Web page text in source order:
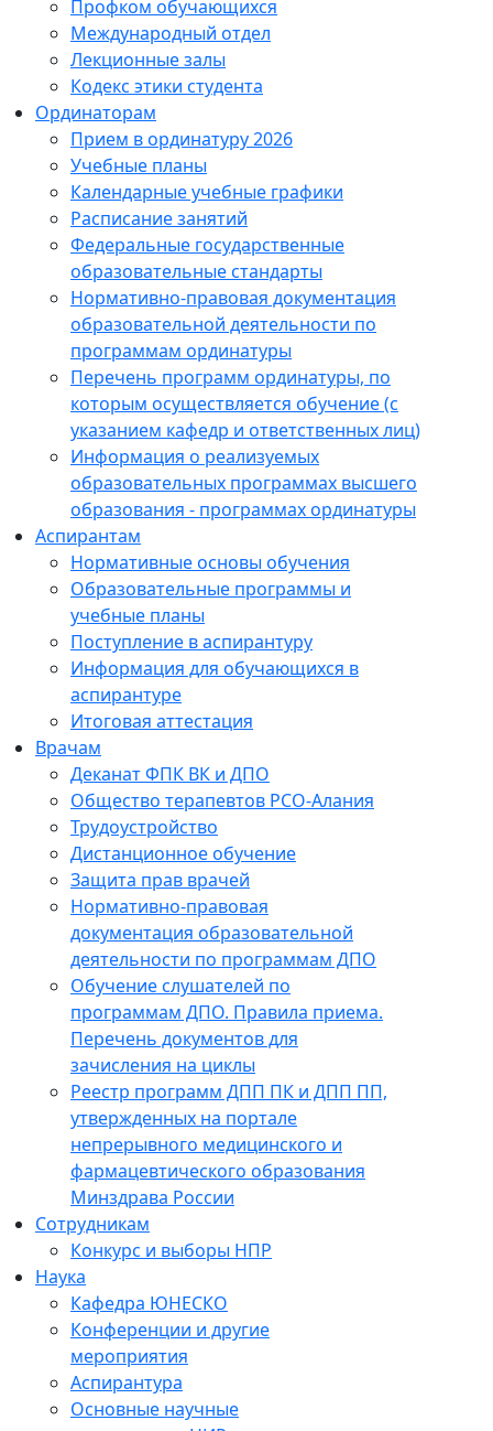
Профком обучающихся
Международный отдел
Лекционные залы
Кодекс этики студента
Ординаторам
Прием в ординатуру 2026
Учебные планы
Календарные учебные графики
Расписание занятий
Федеральные государственные
образовательные стандарты
Нормативно-правовая документация
образовательной деятельности по
программам ординатуры
Перечень программ ординатуры, по
которым осуществляется обучение (с
указанием кафедр и ответственных лиц)
Информация о реализуемых
образовательных программах высшего
образования - программах ординатуры
Аспирантам
Нормативные основы обучения
Образовательные программы и
учебные планы
Поступление в аспирантуру
Информация для обучающихся в
аспирантуре
Итоговая аттестация
Врачам
Деканат ФПК ВК и ДПО
Общество терапевтов РСО-Алания
Трудоустройство
Дистанционное обучение
Защита прав врачей
Нормативно-правовая
документация образовательной
деятельности по программам ДПО
Обучение слушателей по
программам ДПО. Правила приема.
Перечень документов для
зачисления на циклы
Реестр программ ДПП ПК и ДПП ПП,
утвержденных на портале
непрерывного медицинского и
фармацевтического образования
Минздрава России
Сотрудникам
Конкурс и выборы НПР
Наука
Кафедра ЮНЕСКО
Конференции и другие
мероприятия
Аспирантура
Основные научные